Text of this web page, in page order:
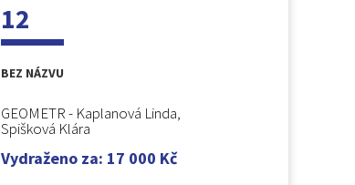
12
BEZ NÁZVU
GEOMETR - Kaplanová Linda,
Spišková Klára
Vydraženo za: 17 000 Kč